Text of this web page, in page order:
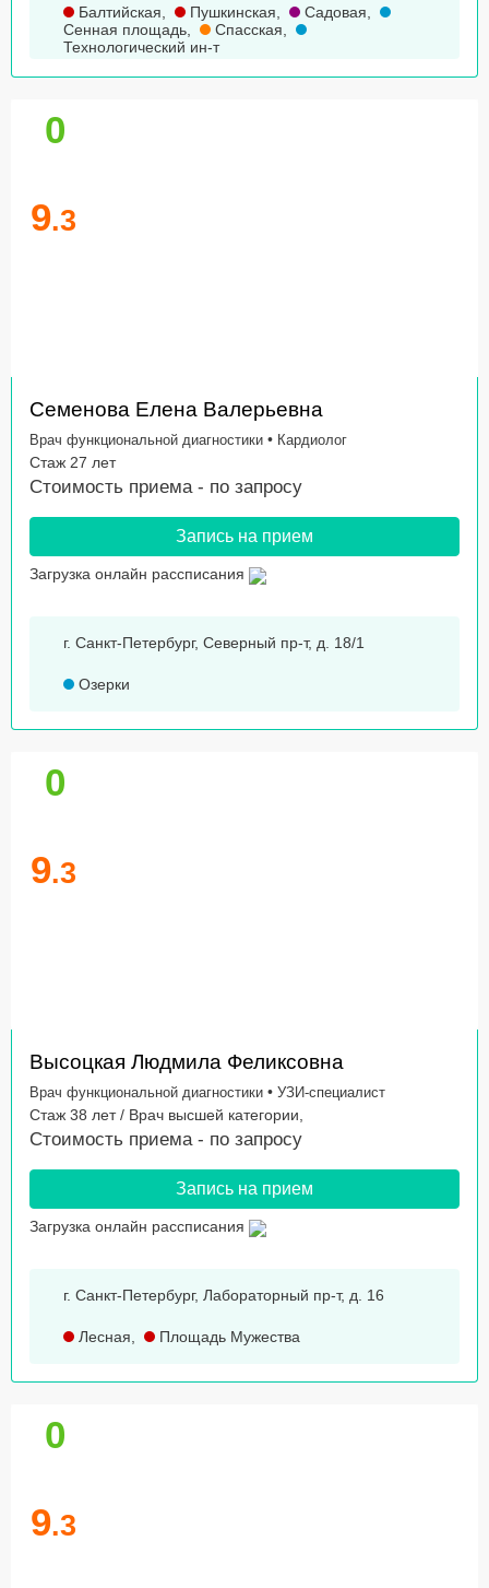
Балтийская, Пушкинская, Садовая,
Сенная площадь, Спасская,
Технологический ин-т
0
9.3
Семенова Елена Валерьевна
Врач функциональной диагностики • Кардиолог
Стаж 27 лет
Стоимость приема - по запросу
Запись на прием
Загрузка онлайн рассписания
г. Санкт-Петербург, Северный пр-т, д. 18/1
Озерки
0
9.3
Высоцкая Людмила Феликсовна
Врач функциональной диагностики • УЗИ-специалист
Стаж 38 лет / Врач высшей категории,
Стоимость приема - по запросу
Запись на прием
Загрузка онлайн рассписания
г. Санкт-Петербург, Лабораторный пр-т, д. 16
Лесная, Площадь Мужества
0
9.3